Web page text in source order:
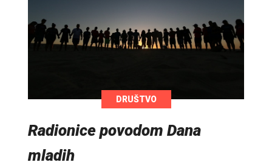
DRUŠTVO
Radionice povodom Dana
mladih